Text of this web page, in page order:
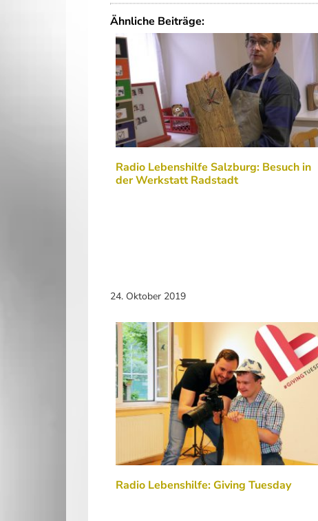
Ähnliche Beiträge:
Radio Lebenshilfe Salzburg: Besuch in
der Werkstatt Radstadt
24. Oktober 2019
Radio Lebenshilfe: Giving Tuesday